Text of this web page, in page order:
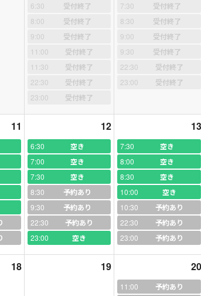
ョン＆マーケティング
事務（工業機械系）
育旅行グループ現地案内、訪問先での通訳。
専門的なサポートを個人向けの有料サービスとし
している６０代の女性に週一回のレッスンを行って
ーロード」のジャケットのあの有名な横断歩行を渡
はロンドンへ飛び立ちました。そして無事に夢を叶
クのベンチに１人で座っていたら感動がこみあげて
い毎日に戻ったけれど、きっと前とは違う気持ちで
6:30 受付終了
8:00 受付終了
9:00 受付終了
11:00 受付終了
11:30 受付終了
22:30 受付終了
23:00 受付終了
7:30 受付終了
8:30 受付終了
9:00 受付終了
9:30 受付終了
22:30 受付終了
23:00 受付終了
11 12
6:30 空き
7:00 空き
7:30 空き
8:30 予約あり
9:30 予約あり
22:30 予約あり
23:00 空き
13
7:30 空き
8:00 空き
8:30 空き
10:00 空き
10:30 予約あり
22:30 予約あり
23:00 予約あり
18 19 20
11:00 予約あり